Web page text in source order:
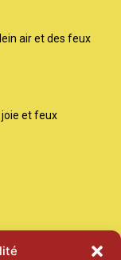
air et des feux
joie et feux
Abbaye de St-